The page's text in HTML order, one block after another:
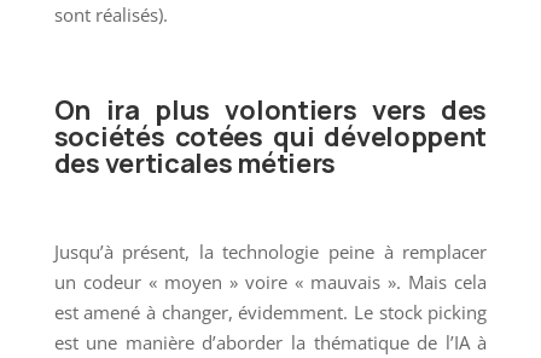
sont réalisés).
On ira plus volontiers vers des
sociétés cotées qui développent
des verticales métiers
Jusqu’à présent, la technologie peine à remplacer
un codeur « moyen » voire « mauvais ». Mais cela
est amené à changer, évidemment. Le stock picking
est une manière d’aborder la thématique de l’IA à